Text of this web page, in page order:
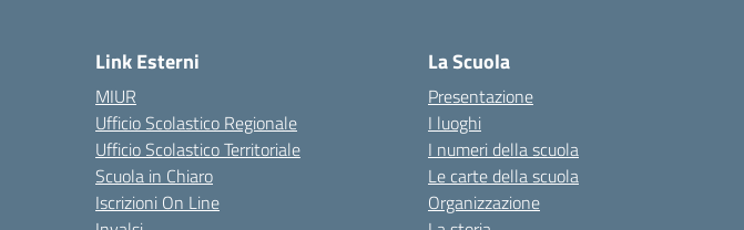
Link Esterni
MIUR
Ufficio Scolastico Regionale
Ufficio Scolastico Territoriale
Scuola in Chiaro
Iscrizioni On Line
La Scuola
Presentazione
I luoghi
I numeri della scuola
Le carte della scuola
Organizzazione